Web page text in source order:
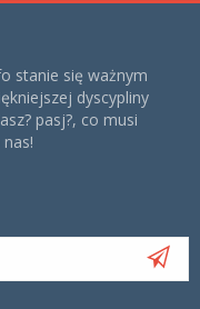
stanie się ważnym
dyscypliny
pasj?, co musi